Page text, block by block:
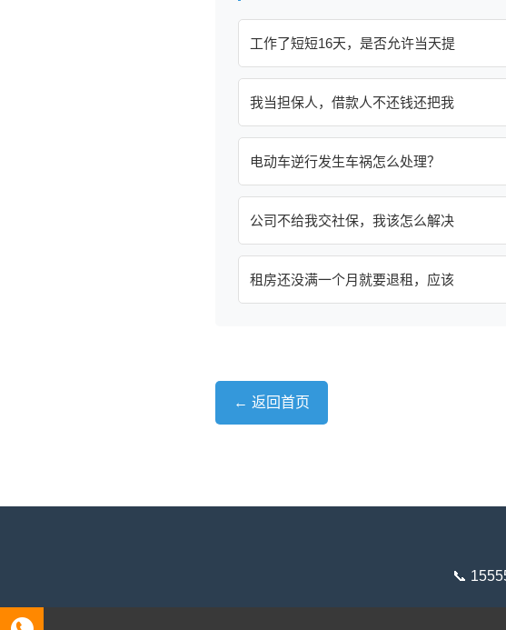
工作了短短16天，是否允许当天提
我当担保人，借款人不还钱还把我
电动车逆行发生车祸怎么处理？
公司不给我交社保，我该怎么解决
租房还没满一个月就要退租，应该
← 返回首页
📞